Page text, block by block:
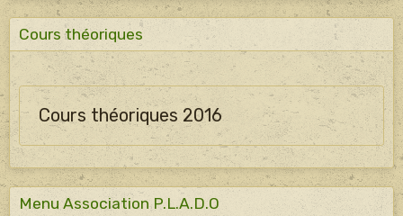
Cours théoriques
Cours théoriques 2016
Menu Association P.L.A.D.O